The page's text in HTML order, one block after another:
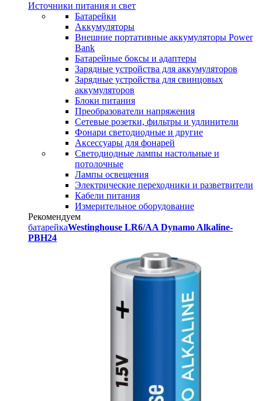
Источники питания и свет
Батарейки
Аккумуляторы
Внешние портативные аккумуляторы Power
Bank
Батарейные боксы и адаптеры
Зарядные устройства для аккумуляторов
Зарядные устройства для свинцовых
аккумуляторов
Блоки питания
Преобразователи напряжения
Сетевые розетки, фильтры и удлинители
Фонари светодиодные и другие
Аксессуары для фонарей
Светодиодные лампы настольные и
потолочные
Лампы освещения
Электрические переходники и разветвители
Кабели питания
Измерительное оборудование
Рекомендуем
батарейкаWestinghouse LR6/AA Dynamo Alkaline-
PBH24